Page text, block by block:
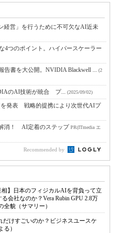
経営」を行うために不可欠なAI近未
4つのポイント。ハイパースケーラー
告書を大公開。NVIDIA Blackwell ... (2
のAI技術が統合 プ... (2025/09/02)
発表 戦略的提携により次世代AIプ
解消！ AI定着のステップPR(ITmedia エ
Recommended by
相】日本のフィジカルAIを背負って立
会社なのか？Vera Rubin GPU 2.8万
貌（サマリー）
だけすごいのか？ビジネスユースケ
る）